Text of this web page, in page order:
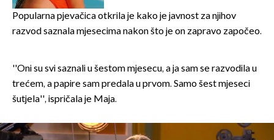
Popularna pjevačica otkrila je kako je javnost za njihov
razvod saznala mjesecima nakon što je on zapravo započeo.
''Oni su svi saznali u šestom mjesecu, a ja sam se razvodila u
trećem, a papire sam predala u prvom. Samo šest mjeseci
šutjela'', ispričala je Maja.